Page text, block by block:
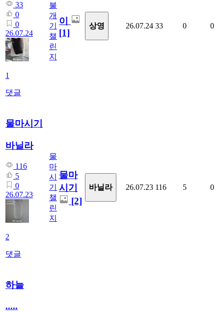
33
0
0
26.07.24
1
댓글
불
개
기
챌
린
지
이
[1]
상영 26.07.24 33 0 0
물마시기
바닐라
116
5
0
26.07.23
2
댓글
물
마
시
기
챌
린
지
물마
시기
[2]
바닐라 26.07.23 116 5 0
하늘
.....